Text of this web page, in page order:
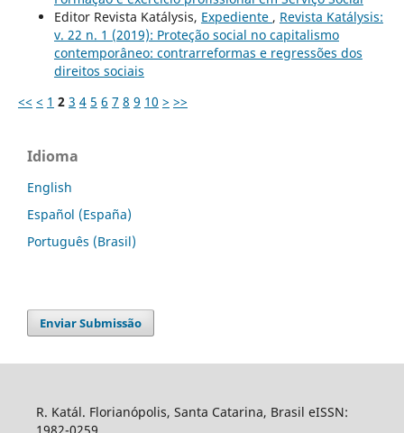
Editor Revista Katálysis, Expediente , Revista Katálysis:
v. 22 n. 1 (2019): Proteção social no capitalismo
contemporâneo: contrarreformas e regressões dos
direitos sociais
<< < 1 2 3 4 5 6 7 8 9 10 > >>
Idioma
English
Español (España)
Português (Brasil)
Enviar Submissão
R. Katál. Florianópolis, Santa Catarina, Brasil eISSN: